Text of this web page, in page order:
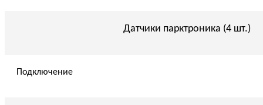
Датчики парктроника (4 шт.)
Подключение